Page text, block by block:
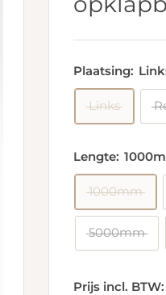
Plaatsing:
Links
Lengte:
1000mm
5000mm
Prijs incl. BTW: